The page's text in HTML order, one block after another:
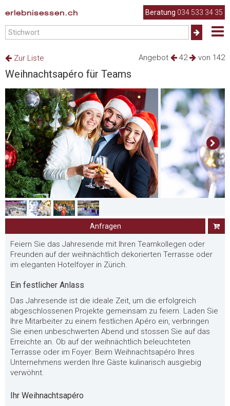
erlebnisessen.ch Beratung 034 533 34 35
Angebot 42 von 142
Zur Liste
Weihnachtsapéro für Teams
Anfragen
Feiern Sie das Jahresende mit Ihren Teamkollegen oder
Freunden auf der weihnächtlich dekorierten Terrasse oder
im eleganten Hotelfoyer in Zürich.
Ein festlicher Anlass
Das Jahresende ist die ideale Zeit, um die erfolgreich
abgeschlossenen Projekte gemeinsam zu feiern. Laden Sie
Ihre Mitarbeiter zu einem festlichen Apéro ein, verbringen
Sie einen unbeschwerten Abend und stossen Sie auf das
Erreichte an. Ob auf der weihnächtlich beleuchteten
Terrasse oder im Foyer: Beim Weihnachtsapéro Ihres
Unternehmens werden Ihre Gäste kulinarisch ausgiebig
verwöhnt.
Ihr Weihnachtsapéro